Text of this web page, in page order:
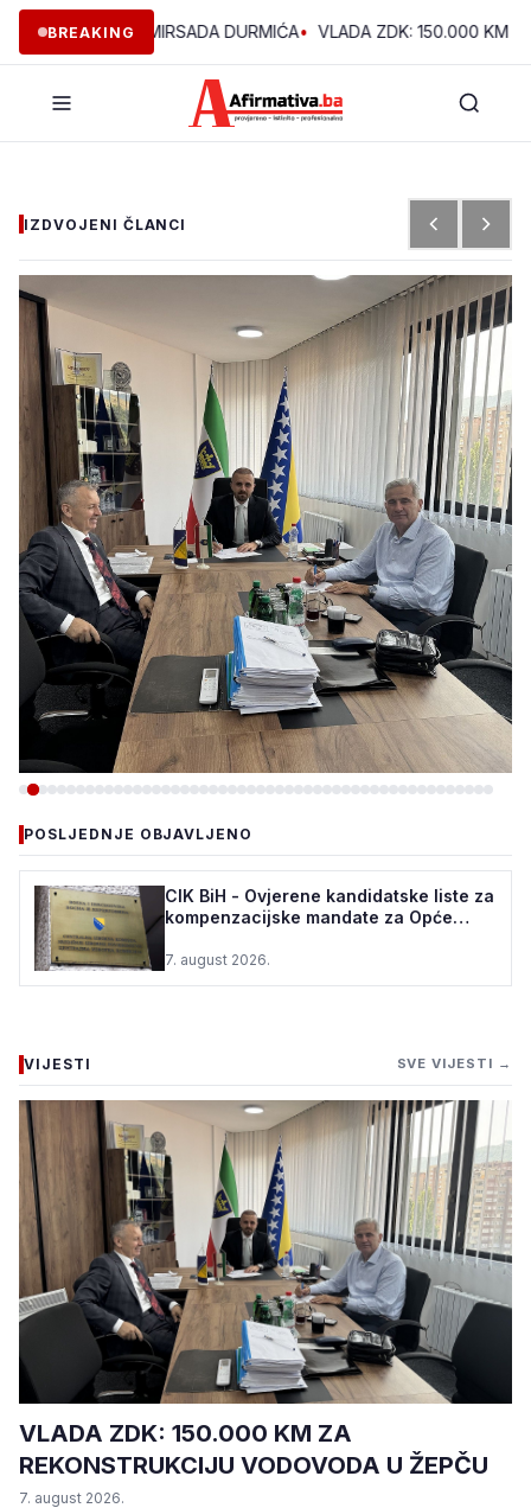
BREAKING
MIRSADA DURMIĆA• VLADA ZDK: 150.000 KM ZA
IZDVOJENI ČLANCI
VLADA ZDK: 150.000 KM ZA
REKONSTRUKCIJU VODOVODA
U ŽEPČU
7. august 2026.•82 pregleda
POSLJEDNJE OBJAVLJENO
CIK BiH - Ovjerene kandidatske liste za
kompenzacijske mandate za Opće
7. august 2026.
VIJESTI SVE VIJESTI →
VLADA ZDK: 150.000 KM ZA
REKONSTRUKCIJU VODOVODA U ŽEPČU
7. august 2026.